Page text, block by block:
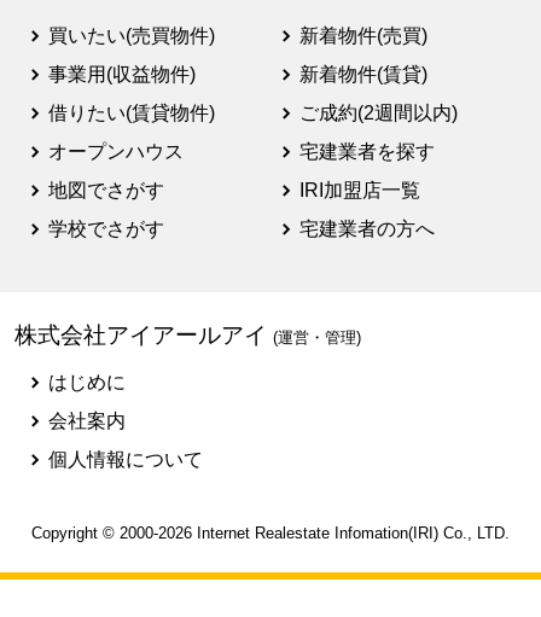
買いたい(売買物件)
事業用(収益物件)
借りたい(賃貸物件)
オープンハウス
地図でさがす
学校でさがす
新着物件(売買)
新着物件(賃貸)
ご成約(2週間以内)
宅建業者を探す
IRI加盟店一覧
宅建業者の方へ
株式会社アイアールアイ (運営・管理)
はじめに
会社案内
個人情報について
Copyright © 2000-2026 Internet Realestate Infomation(IRI) Co., LTD.